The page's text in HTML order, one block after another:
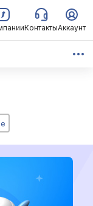
КонтактыАккаунт